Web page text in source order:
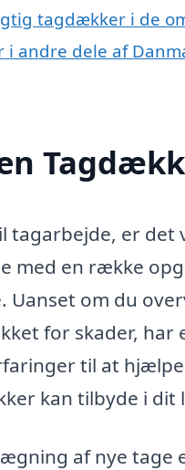
tagdækker i de
andre dele af
tagarbejde, er
med en række
om du
for skader,
til at
kan tilbyde i dit
af nye tage